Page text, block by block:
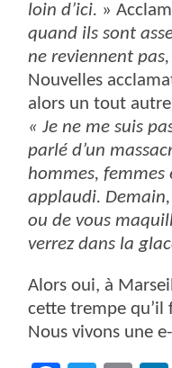
loin d’ici. »
quand ils sont
ne reviennent
Nouvelles
alors un tout
« Je ne me suis
parlé d’un
hommes, femmes
applaudi.
ou de vous
verrez dans la
Alors oui, à
cette trempe qu’il
Nous vivons une